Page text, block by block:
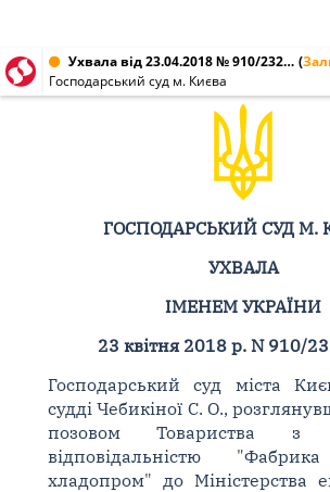
Ухвала від 23.04.2018 № 910/23235/17 (
Господарський суд м. Києва
ГОСПОДАРСЬКИЙ СУД М.
УХВАЛА
ІМЕНЕМ УКРАЇНИ
23 квітня 2018 р. N 910/
Господарський суд міста
судді Чебикіної С. О.,
позовом Товариства з
відповідальністю
хладопром" до Міністерства